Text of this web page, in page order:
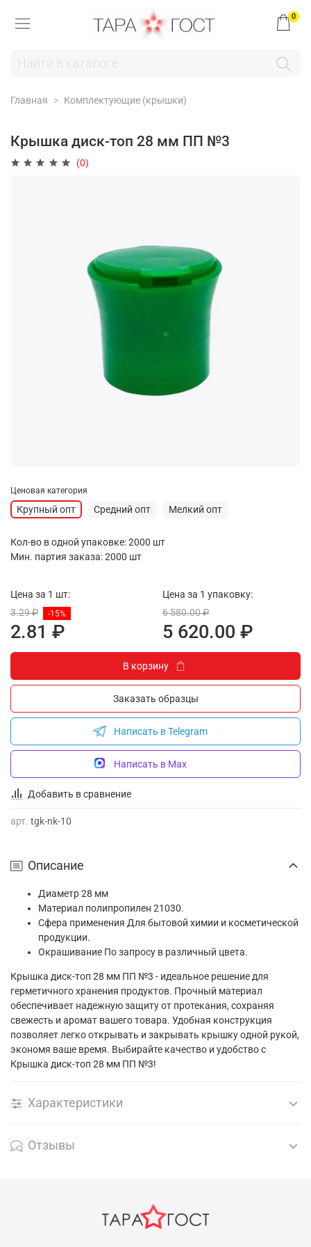
0
Главная Комплектующие (крышки)
Крышка диск-топ 28 мм ПП №3
(0)
Добавить в сравнение
арт. tgk-nk-10
Ценовая категория
Крупный опт Средний опт Мелкий опт
Кол-во в одной упаковке: 2000 шт
Мин. партия заказа: 2000 шт
Цена за 1 шт:
3.29 ₽
2.81 ₽
-15%
Цена за 1 упаковку:
6 580.00 ₽
5 620.00 ₽
В корзину
Заказать образцы
Написать в Telegram
Написать в Max
Описание
Диаметр 28 мм
Материал полипропилен 21030.
Сфера применения Для бытовой химии и косметической
продукции.
Окрашивание По запросу в различный цвета.
Крышка диск-топ 28 мм ПП №3 - идеальное решение для
герметичного хранения продуктов. Прочный материал
обеспечивает надежную защиту от протекания, сохраняя
свежесть и аромат вашего товара. Удобная конструкция
позволяет легко открывать и закрывать крышку одной рукой,
экономя ваше время. Выбирайте качество и удобство с
Крышка диск-топ 28 мм ПП №3!
Характеристики
Отзывы